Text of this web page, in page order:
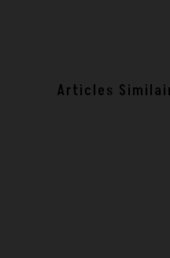
Articles